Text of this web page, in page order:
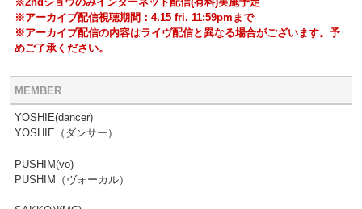
※アーカイブ配信視聴期間：4.15 fri. 11:59pmまで
※アーカイブ配信の内容はライヴ配信と異なる場合がございます。予
めご了承ください。
MEMBER
YOSHIE(dancer)
YOSHIE（ダンサー）
PUSHIM(vo)
PUSHIM（ヴォーカル）